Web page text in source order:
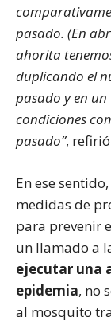
pasado. (En
ahorita
duplicando el
pasado y en un
condiciones
pasado”,
En ese
medidas de
para prevenir
un llamado a
ejecutar una
epidemia, no
al mosquito